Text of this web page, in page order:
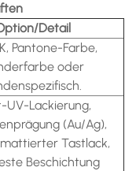
Detail
Pantone-Farbe,
oder
UV-Lackierung,
(Au/Ag),
Tastlack,
Beschichtung